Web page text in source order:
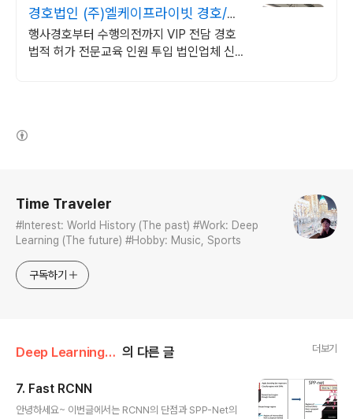
경호법인 (주)엘케이프라이빗 경호/발
렛/스탭 전문인력풀
행사경호부터 수행의전까지 VIP 전담 경호
법적 허가 전문교육 인원 투입 법인업체 신변
Time Traveler
#Interest: World History (The past) #Work: Deep
Learning (The future) #Hobby: Music, Sports
구독하기
Deep Learning for Computer Vision/Object Detection (OD) 의 다른 글 더보기
7. Fast RCNN
안녕하세요~ 이번글에서는 RCNN의 단점과 SPP-Net의